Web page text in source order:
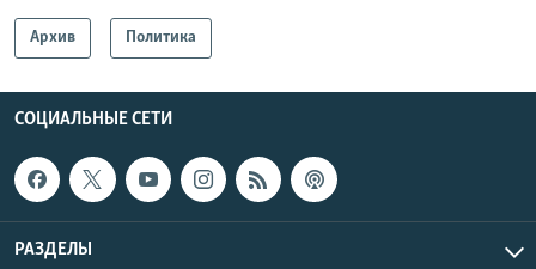
Архив Политика
СОЦИАЛЬНЫЕ СЕТИ
РАЗДЕЛЫ